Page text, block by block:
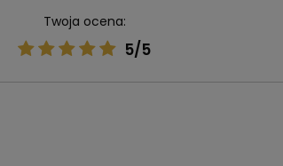
Twoja ocena:
5/5